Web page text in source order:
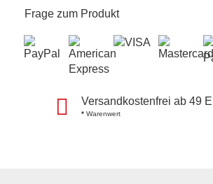
Frage zum Produkt
Versandkostenfrei ab 49
*Warenwert